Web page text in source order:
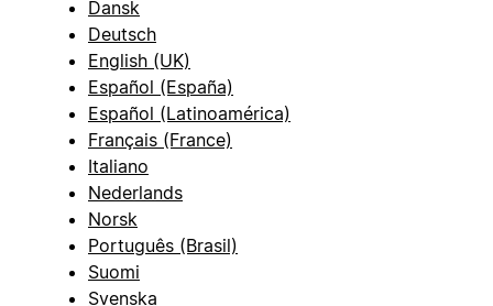
Dansk
Deutsch
English (UK)
Español (España)
Español (Latinoamérica)
Français (France)
Italiano
Nederlands
Norsk
Português (Brasil)
Suomi
Svenska